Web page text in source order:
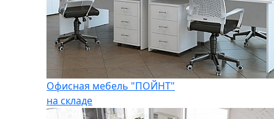
Офисная мебель "ПОЙНТ"
на складе